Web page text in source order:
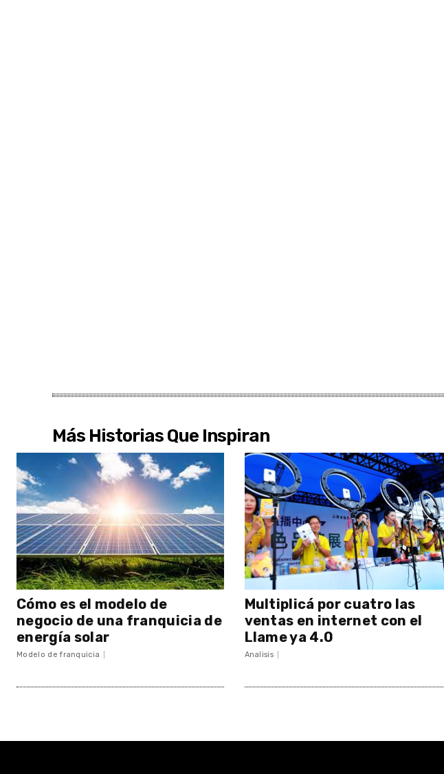
Más Historias Que Inspiran
Cómo es el modelo de
negocio de una franquicia de
energía solar
Modelo de franquicia
Multiplicá por cuatro las
ventas en internet con el
Llame ya 4.0
Analisis